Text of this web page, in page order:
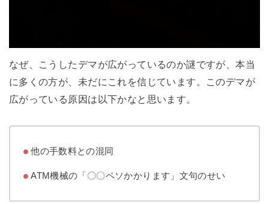
なぜ、こうしたデマが広がっているのか謎ですが、本当
に多くの方が、未だにこれを信じています。このデマが
広がっている原因は以下かなと思います。
他の手数料との混同
ATM機械の「〇〇ペソかかります」文句のせい